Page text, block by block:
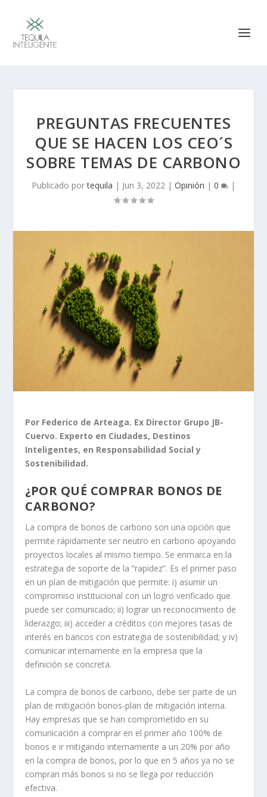
PREGUNTAS FRECUENTES
QUE SE HACEN LOS CEO´S
SOBRE TEMAS DE CARBONO
Publicado portequila | Jun 3, 2022 | Opinión | 0 |
Por Federico de Arteaga. Ex Director Grupo JB-
Cuervo. Experto en Ciudades, Destinos
Inteligentes, en Responsabilidad Social y
Sostenibilidad.
¿POR QUÉ COMPRAR BONOS DE
CARBONO?
La compra de bonos de carbono son una opción que
permite rápidamente ser neutro en carbono apoyando
proyectos locales al mismo tiempo. Se enmarca en la
estrategia de soporte de la “rapidez”. Es el primer paso
en un plan de mitigación que permite: i) asumir un
compromiso institucional con un logro verificado que
puede ser comunicado; ii) lograr un reconocimiento de
liderazgo; iii) acceder a créditos con mejores tasas de
interés en bancos con estrategia de sostenibilidad; y iv)
comunicar internamente en la empresa que la
definición se concreta.
La compra de bonos de carbono, debe ser parte de un
plan de mitigación bonos-plan de mitigación interna.
Hay empresas que se han comprometido en su
comunicación a comprar en el primer año 100% de
bonos e ir mitigando internamente a un 20% por año
en la compra de bonos, por lo que en 5 años ya no se
compran más bonos si no se llega por reducción
efectiva.